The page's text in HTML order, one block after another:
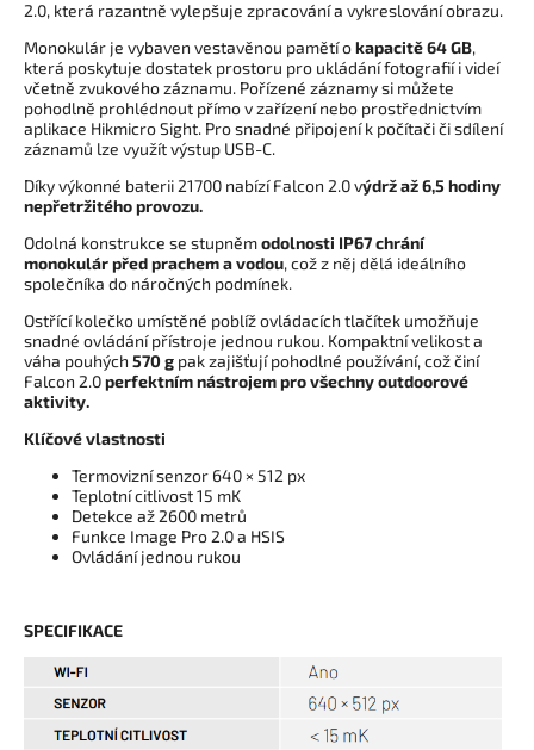
2.0, která razantně vylepšuje zpracování a vykreslování obrazu.
Monokulár je vybaven vestavěnou pamětí okapacitě 64 GB,
která poskytuje dostatek prostoru pro ukládání fotografií i videí
včetně zvukového záznamu. Pořízené záznamy si můžete
pohodlně prohlédnout přímo v zařízení nebo prostřednictvím
aplikace Hikmicro Sight. Pro snadné připojení k počítači či sdílení
záznamů lze využít výstup USB-C.
Díky výkonné baterii 21700 nabízí Falcon 2.0 výdrž až 6,5 hodiny
nepřetržitého provozu.
Odolná konstrukce se stupněmodolnosti IP67 chrání
monokulár před prachem a vodou, což z něj dělá ideálního
společníka do náročných podmínek.
Ostřící kolečko umístěné poblíž ovládacích tlačítek umožňuje
snadné ovládání přístroje jednou rukou. Kompaktní velikost a
váha pouhých 570 g pak zajišťují pohodlné používání, což činí
Falcon 2.0perfektním nástrojem pro všechny outdoorové
aktivity.
Klíčové vlastnosti
Termovizní senzor 640 × 512 px
Teplotní citlivost 15 mK
Detekce až 2600 metrů
Funkce Image Pro 2.0 a HSIS
Ovládání jednou rukou
SPECIFIKACE